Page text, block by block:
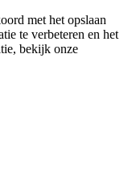
met het opslaan
te verbeteren en het
bekijk onze